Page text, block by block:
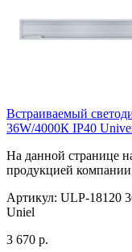
Встраиваемый
36W/4000К IP40
На данной странице
продукцией
Артикул: ULP-18120
Uniel
3 670 р.